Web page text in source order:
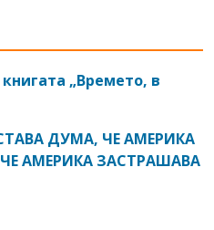
„Времето, в
ДУМА, ЧЕ АМЕРИКА
АМЕРИКА ЗАСТРАШАВА